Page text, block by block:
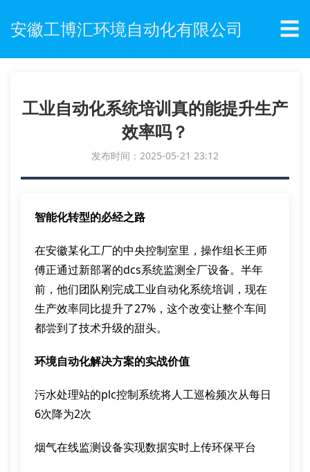
安徽工博汇环境自动化有限公司 ☰
工业自动化系统培训真的能提升生产
效率吗？
发布时间：2025-05-21 23:12
智能化转型的必经之路
在安徽某化工厂的中央控制室里，操作组长王师
傅正通过新部署的dcs系统监测全厂设备。半年
前，他们团队刚完成工业自动化系统培训，现在
生产效率同比提升了27%，这个改变让整个车间
都尝到了技术升级的甜头。
环境自动化解决方案的实战价值
污水处理站的plc控制系统将人工巡检频次从每日
6次降为2次
烟气在线监测设备实现数据实时上传环保平台